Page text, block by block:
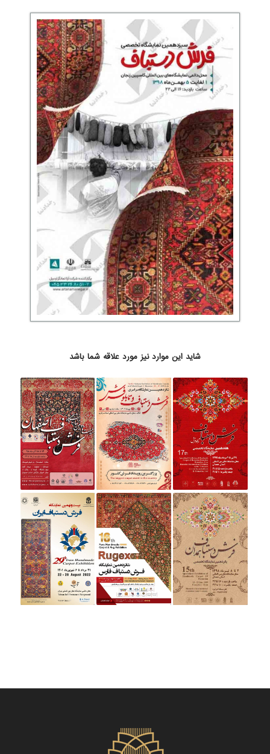
شاید این موارد نیز مورد علاقه شما باشد